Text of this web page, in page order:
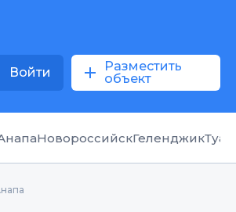
Войти
Разместить
объект
НовороссийскГеленджик